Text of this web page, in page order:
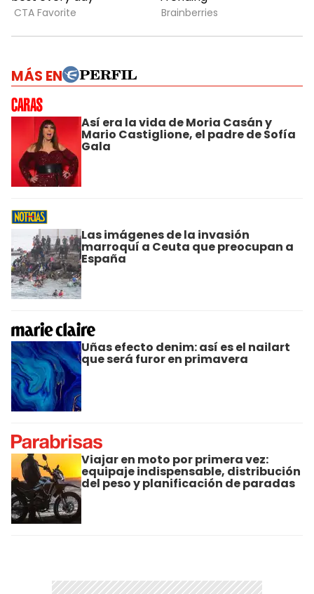
MÁS EN
Así era la vida de Moria Casán y
Mario Castiglione, el padre de Sofía
Gala
Las imágenes de la invasión
marroquí a Ceuta que preocupan a
España
Uñas efecto denim: así es el nailart
que será furor en primavera
Viajar en moto por primera vez:
equipaje indispensable, distribución
del peso y planificación de paradas